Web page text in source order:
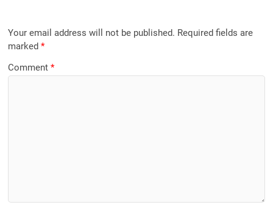
Your email address will not be published. Required fields are
marked*
Comment*